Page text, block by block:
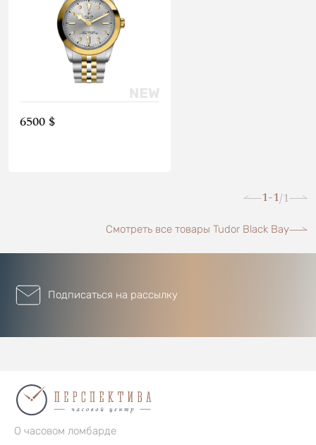
6500 $
1-1/1
Смотреть все товары Tudor Black Bay
Подписаться на рассылку
О часовом ломбарде